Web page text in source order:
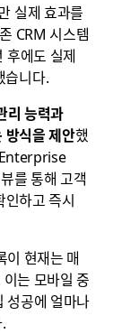
실제 효과를
CRM 시스템
후에도 실제
습니다.
리 능력과
방식을제안했
를 통해 고객
인하고 즉시
이 현재는 매
는 모바일 중
성공에 얼마나